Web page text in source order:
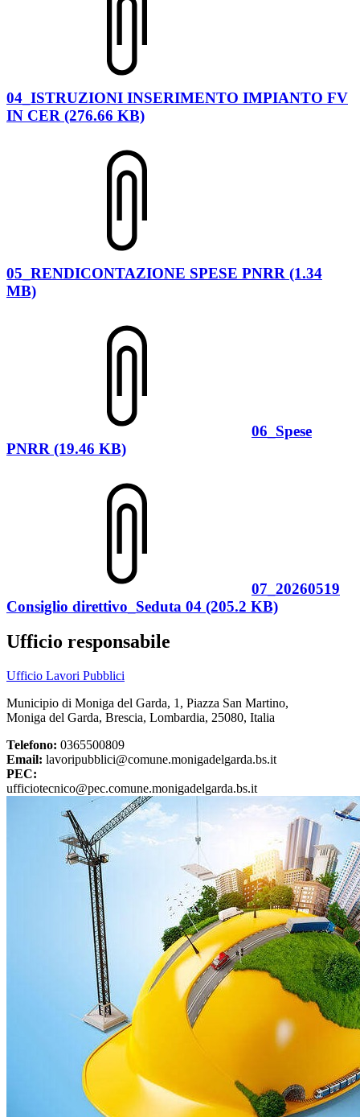
04_ISTRUZIONI INSERIMENTO IMPIANTO FV
IN CER (276.66 KB)
05_RENDICONTAZIONE SPESE PNRR (1.34
MB)
06_Spese
PNRR (19.46 KB)
07_20260519
Consiglio direttivo_Seduta 04 (205.2 KB)
Ufficio responsabile
Ufficio Lavori Pubblici
Municipio di Moniga del Garda, 1, Piazza San Martino,
Moniga del Garda, Brescia, Lombardia, 25080, Italia
Telefono: 0365500809
Email: lavoripubblici@comune.monigadelgarda.bs.it
PEC:
ufficiotecnico@pec.comune.monigadelgarda.bs.it